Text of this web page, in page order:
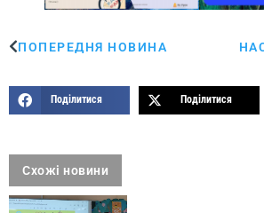
ПОПЕРЕДНЯ НОВИНА
Поділитися Поділитися
Схожі новини